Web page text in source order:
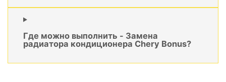
Где можно выполнить - Замена
радиатора кондиционера Chery Bonus?